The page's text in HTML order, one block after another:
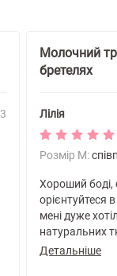
Молочний
бретелях
Лілія
Розмір M:
Хороший боді,
орієнтуйтеся
мені дуже
натуральних
є лише
Детальніше